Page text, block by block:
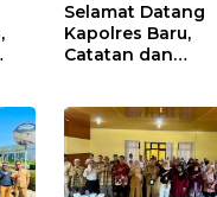
Selamat Datang
Kapolres Baru,
Catatan dan
Sumbawa Barat